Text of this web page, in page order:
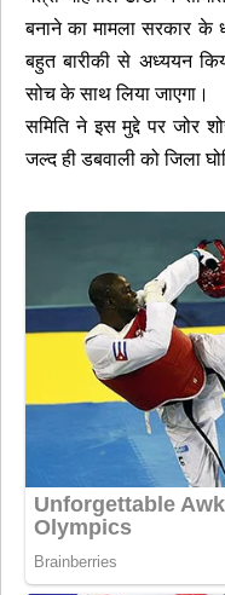
बनाने का मामला सरकार के
बहुत बारीकी से अध्ययन
सोच के साथ लिया जाएगा।
समिति ने इस मुद्दे पर जोर
जल्द ही डबवाली को जिला